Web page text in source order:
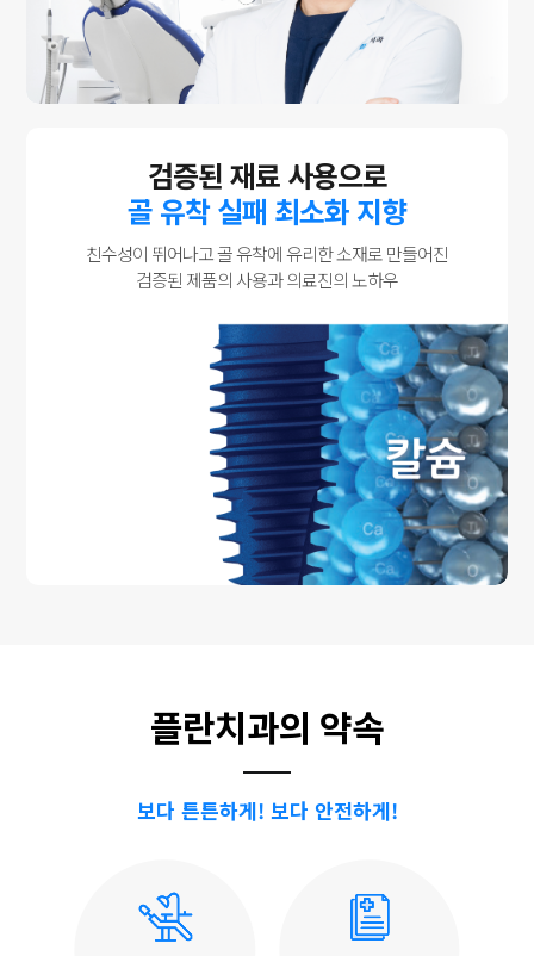
검증된 재료 사용으로
골 유착 실패 최소화 지향
친수성이 뛰어나고 골 유착에 유리한 소재로 만들어진
검증된 제품의 사용과 의료진의 노하우
플란치과의 약속
보다 튼튼하게! 보다 안전하게!